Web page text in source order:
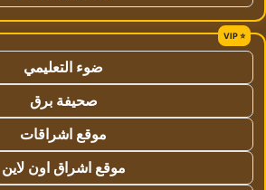
ضوء التعليمي
صحيفة برق
موقع اشراقات
موقع اشراق اون لاين